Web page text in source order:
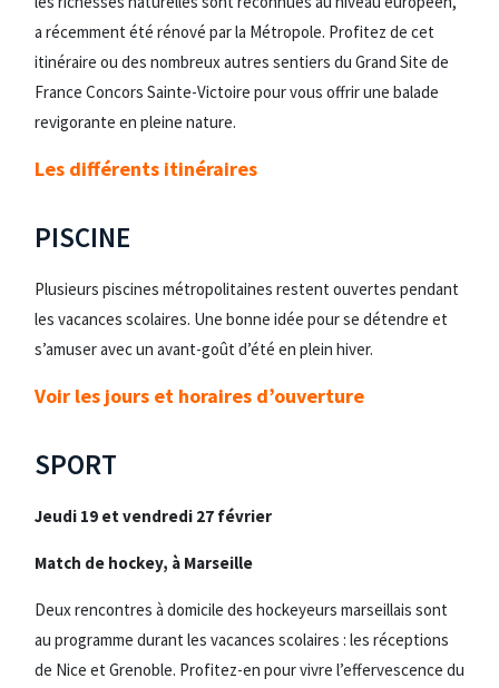
a récemment été rénové par la Métropole. Profitez de cet
itinéraire ou des nombreux autres sentiers du Grand Site de
France Concors Sainte-Victoire pour vous offrir une balade
revigorante en pleine nature.
Les différents itinéraires
PISCINE
Plusieurs piscines métropolitaines restent ouvertes pendant
les vacances scolaires. Une bonne idée pour se détendre et
s’amuser avec un avant-goût d’été en plein hiver.
Voir les jours et horaires d’ouverture
SPORT
Jeudi 19 et vendredi 27 février
Match de hockey, à Marseille
Deux rencontres à domicile des hockeyeurs marseillais sont
au programme durant les vacances scolaires : les réceptions
de Nice et Grenoble. Profitez-en pour vivre l’effervescence du